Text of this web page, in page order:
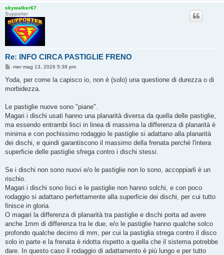
skywalker67
Supporter
Re: INFO CIRCA PASTIGLIE FRENO
M
s
a
i
o
mer mag 13, 2026 5:38 pm
Yoda, per come la capisco io, non è (solo) una questione di durezza o di
morbidezza.
Le pastiglie nuove sono "piane".
Magari i dischi usati hanno una planarità diversa da quella delle pastiglie,
ma essendo entrambi lisci in linea di massima la differenza di planarità è
minima e con pochissimo rodaggio le pastiglie si adattano alla planarità
dei dischi, e quindi garantiscono il massimo della frenata perché l'intera
superficie delle pastiglie sfrega contro i dischi stessi.
Se i dischi non sono nuovi e/o le pastiglie non lo sono, accoppiarli è un
rischio.
Magari i dischi sono lisci e le pastiglie non hanno solchi, e con poco
rodaggio si adattano perfettamente alla superficie dei dischi, per cui tutto
finisce in gloria.
O magari la differenza di planarità tra pastiglie e dischi porta ad avere
anche 1mm di differenza tra le due, e/o le pastiglie hanno qualche solco
profondo qualche decimo di mm, per cui la pastiglia strega contro il disco
solo in parte e la frenata è ridotta rispetto a quella che il sistema potrebbe
dare. In questo caso il rodaggio di adattamento è più lungo e per tutto